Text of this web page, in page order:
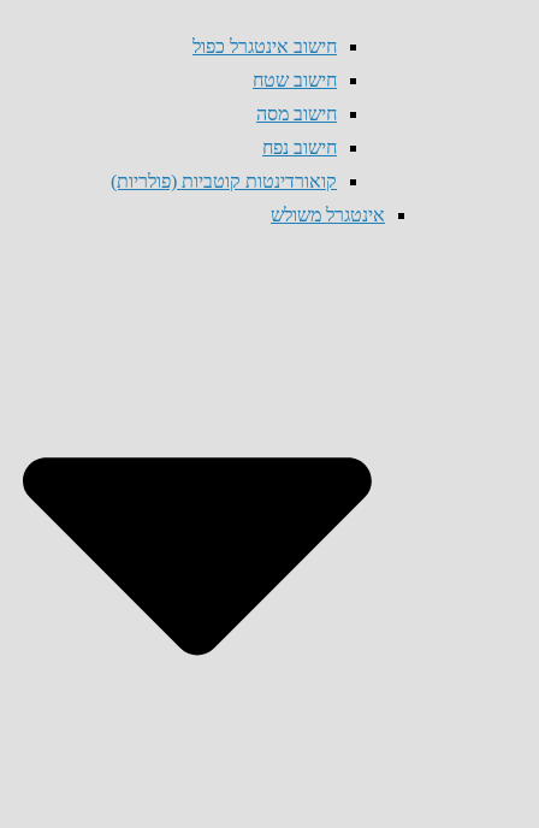
חישוב אינטגרל כפול
חישוב שטח
חישוב מסה
חישוב נפח
קואורדינטות קוטביות (פולריות)
אינטגרל משולש